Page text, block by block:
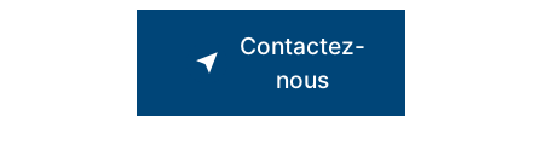
Contactez-
nous